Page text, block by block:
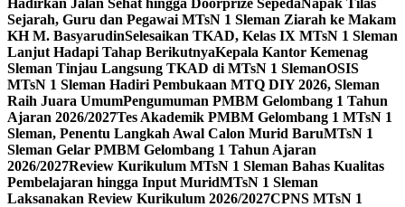
Hadirkan Jalan Sehat hingga Doorprize SepedaNapak Tilas
Sejarah, Guru dan Pegawai MTsN 1 Sleman Ziarah ke Makam
KH M. BasyarudinSelesaikan TKAD, Kelas IX MTsN 1 Sleman
Lanjut Hadapi Tahap BerikutnyaKepala Kantor Kemenag
Sleman Tinjau Langsung TKAD di MTsN 1 SlemanOSIS
MTsN 1 Sleman Hadiri Pembukaan MTQ DIY 2026, Sleman
Raih Juara UmumPengumuman PMBM Gelombang 1 Tahun
Ajaran 2026/2027Tes Akademik PMBM Gelombang 1 MTsN 1
Sleman, Penentu Langkah Awal Calon Murid BaruMTsN 1
Sleman Gelar PMBM Gelombang 1 Tahun Ajaran
2026/2027Review Kurikulum MTsN 1 Sleman Bahas Kualitas
Pembelajaran hingga Input MuridMTsN 1 Sleman
Laksanakan Review Kurikulum 2026/2027CPNS MTsN 1